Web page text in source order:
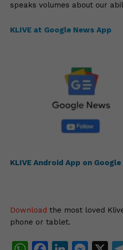
speaks volumes about our
KLIVE at Google News App
KLIVE Android App on
Download the most loved
phone or tablet.